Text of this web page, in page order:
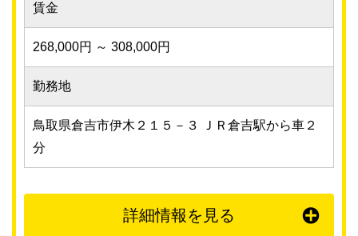
賃金
268,000円 ～ 308,000円
勤務地
鳥取県倉吉市伊木２１５－３ ＪＲ倉吉駅から車２
分
詳細情報を見る